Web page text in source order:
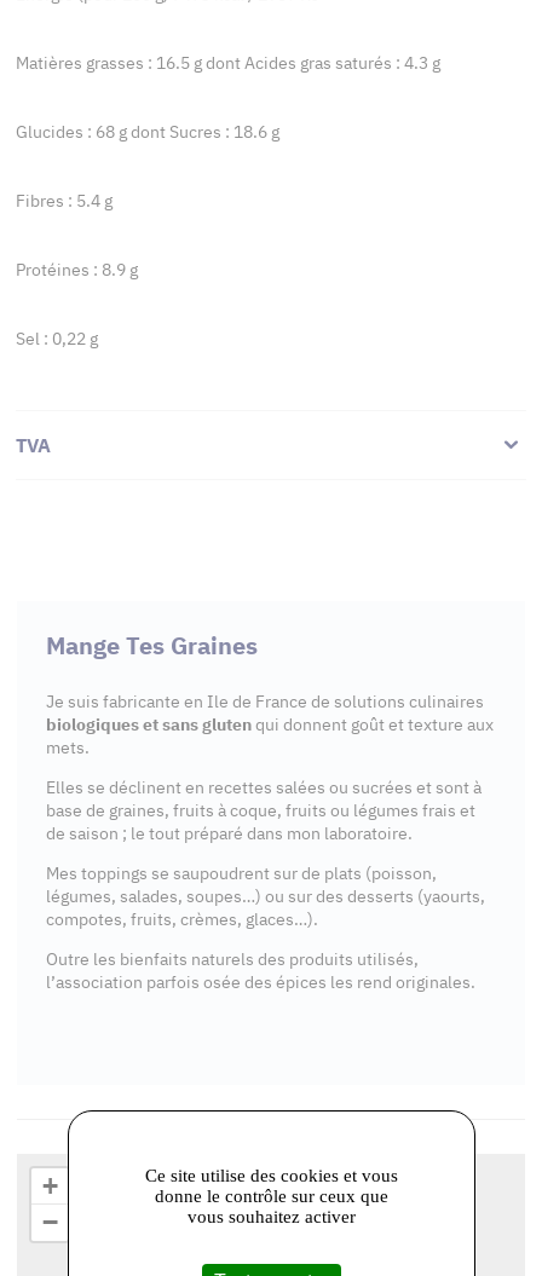
Matières grasses : 16.5 g dont Acides gras saturés : 4.3 g
Glucides : 68 g dont Sucres : 18.6 g
Fibres : 5.4 g
Protéines : 8.9 g
Sel : 0,22 g
TVA
Mange Tes Graines
Je suis fabricante en Ile de France de solutions culinaires
biologiques et sans glutenqui donnent goût et texture aux
mets.
Elles se déclinent en recettes salées ou sucrées et sont à
base de graines, fruits à coque, fruits ou légumes frais et
de saison ; le tout préparé dans mon laboratoire.
Mes toppings se saupoudrent sur de plats (poisson,
légumes, salades, soupes…) ou sur des desserts (yaourts,
compotes, fruits, crèmes, glaces…).
Outre les bienfaits naturels des produits utilisés,
l’association parfois osée des épices les rend originales.
+
−
Ce site utilise des cookies et vous
donne le contrôle sur ceux que
vous souhaitez activer